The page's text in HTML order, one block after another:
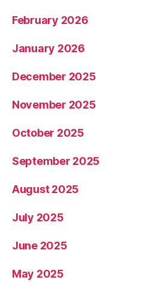
February 2026
January 2026
December 2025
November 2025
October 2025
September 2025
August 2025
July 2025
June 2025
May 2025